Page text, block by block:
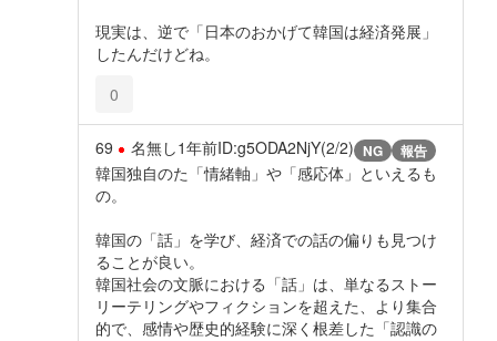
現実は、逆で「日本のおかげて韓国は経済発展」
したんだけどね。
0
69 名無し1年前ID:g5ODA2NjY(2/2) NG 報告
韓国独自のた「情緒軸」や「感応体」といえるも
の。
韓国の「話」を学び、経済での話の偏りも見つけ
ることが良い。
韓国社会の文脈における「話」は、単なるストー
リーテリングやフィクションを超えた、より集合
的で、感情や歴史的経験に深く根差した「認識の